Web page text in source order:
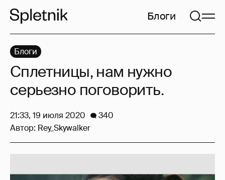
Блоги
Блоги
Сплетницы, нам нужно
серьезно поговорить.
21:33, 19 июля 2020
340
Автор: Rey_Skywalker